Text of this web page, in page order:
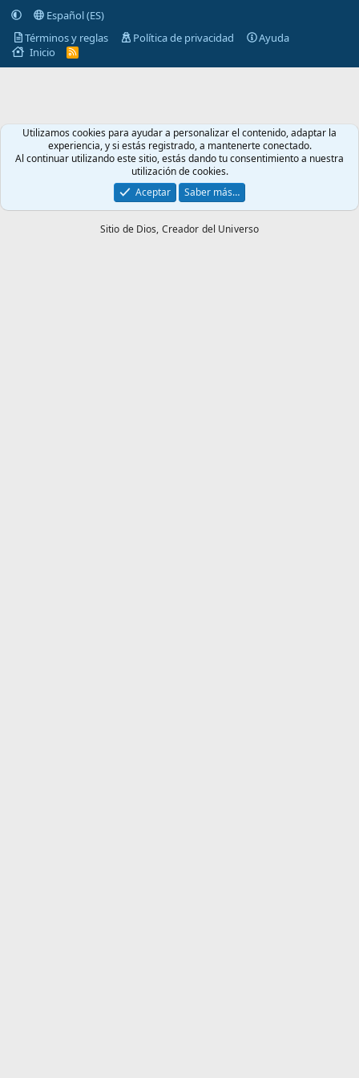
Español (ES)
Términos y reglas
Política de privacidad
Ayuda
Inicio
R
S
Utilizamos cookies para ayudar a personalizar el contenido, adaptar la
experiencia, y si estás registrado, a mantenerte conectado.
Al continuar utilizando este sitio, estás dando tu consentimiento a nuestra
utilización de cookies.
Aceptar
Saber más…
Sitio de Dios, Creador del Universo